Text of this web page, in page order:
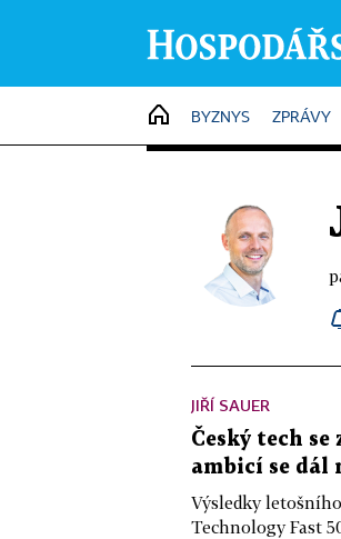
HOME
BYZNYS ZPRÁVY
JIŘÍ SAUER
Český tech
ambicí se dál
Výsledky
Technology Fast